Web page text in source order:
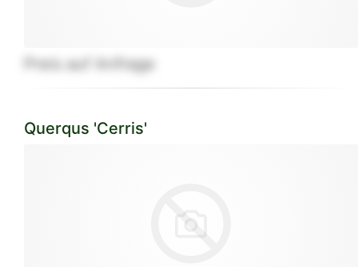
Preis auf Anfrage
Querqus 'Cerris'